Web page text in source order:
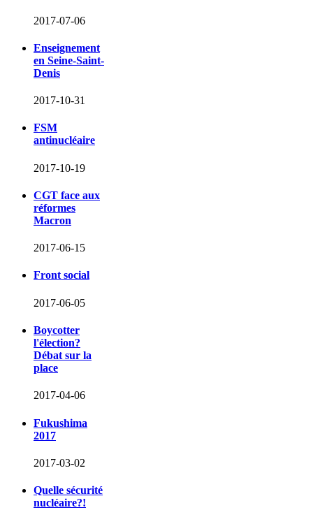
2017-07-06
Enseignement
en Seine-Saint-
Denis
2017-10-31
FSM
antinucléaire
2017-10-19
CGT face aux
réformes
Macron
2017-06-15
Front social
2017-06-05
Boycotter
l'élection?
Débat sur la
place
2017-04-06
Fukushima
2017
2017-03-02
Quelle sécurité
nucléaire?!